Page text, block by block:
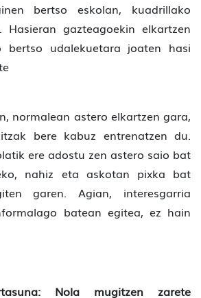
bertso eskolan, kuadrillako
Hasieran gazteagoekin elkartzen
bertso udalekuetara joaten hasi
normalean astero elkartzen gara,
bere kabuz entrenatzen du.
ere adostu zen astero saio bat
nahiz eta askotan pixka bat
garen. Agian, interesgarria
batean egitea, ez hain
Nola mugitzen zarete